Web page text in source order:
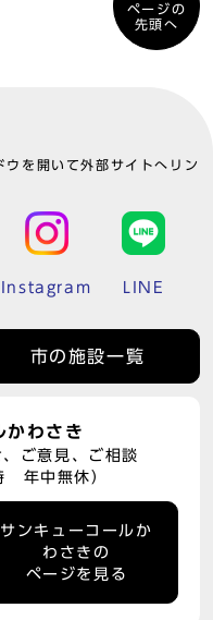
ページの
先頭へ
を開いて外部サイトへリン
Instagram LINE
市の施設一覧
かわさき
ご意見、ご相談
年中無休）
サンキューコールか
わさきの
ページを見る